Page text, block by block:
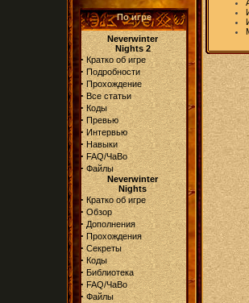
По игре
Neverwinter
Nights 2
· Кратко об игре
· Подробности
· Прохождение
· Все статьи
· Коды
· Превью
· Интервью
· Навыки
· FAQ/ЧаВо
· Файлы
Neverwinter
Nights
· Кратко об игре
· Обзор
· Дополнения
· Прохождения
· Секреты
· Коды
· Библиотека
· FAQ/ЧаВо
· Файлы